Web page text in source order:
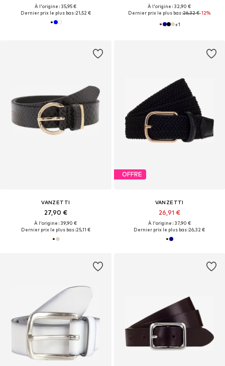
À l'origine : 35,95 €
Dernier prix le plus bas :21,52 €
À l'origine : 32,90 €
Dernier prix le plus bas :26,32 €-12%
+1
VANZETTI
27,90 €
À l'origine : 39,90 €
Dernier prix le plus bas :25,11 €
OFFRE
VANZETTI
26,91 €
À l'origine : 37,90 €
Dernier prix le plus bas :26,32 €